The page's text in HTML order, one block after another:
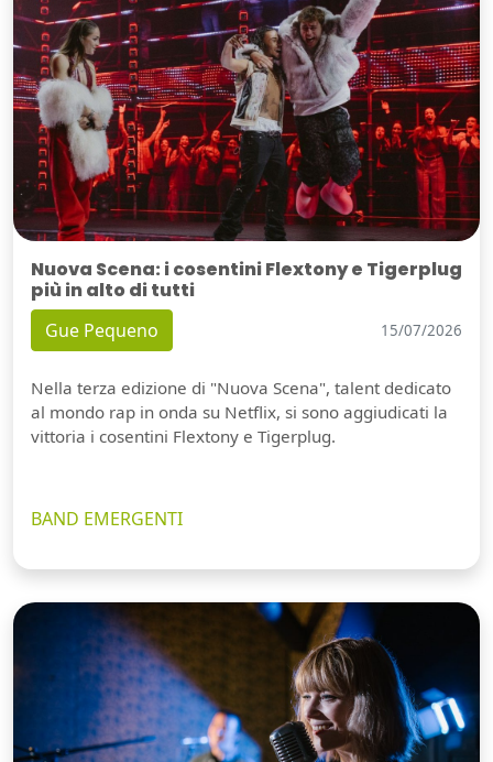
Nuova Scena: i cosentini Flextony e Tigerplug
più in alto di tutti
Gue Pequeno 15/07/2026
Nella terza edizione di "Nuova Scena", talent dedicato
al mondo rap in onda su Netflix, si sono aggiudicati la
vittoria i cosentini Flextony e Tigerplug.
BAND EMERGENTI